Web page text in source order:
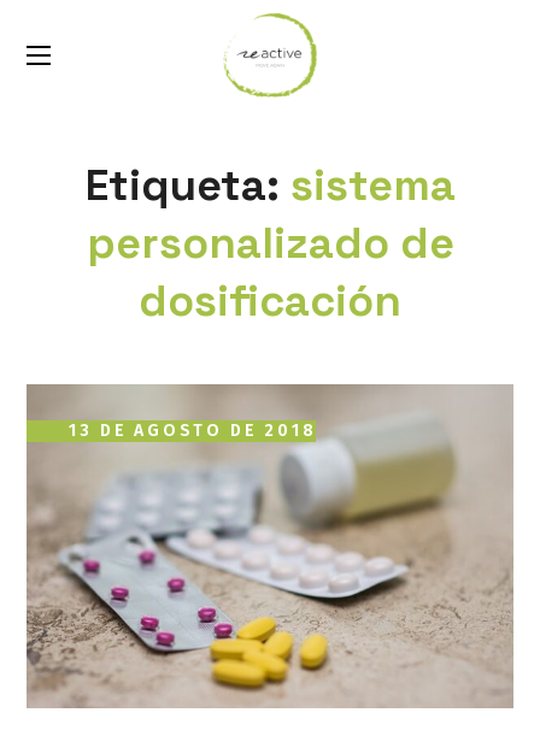
Etiqueta: sistema
personalizado de
dosificación
13 DE AGOSTO DE 2018